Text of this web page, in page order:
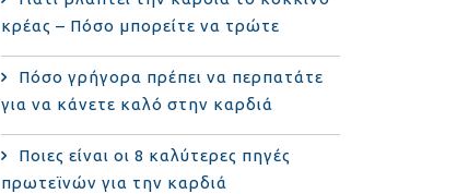
κρέας – Πόσο μπορείτε να τρώτε
Πόσο γρήγορα πρέπει να περπατάτε
για να κάνετε καλό στην καρδιά
Ποιες είναι οι 8 καλύτερες πηγές
πρωτεϊνών για την καρδιά